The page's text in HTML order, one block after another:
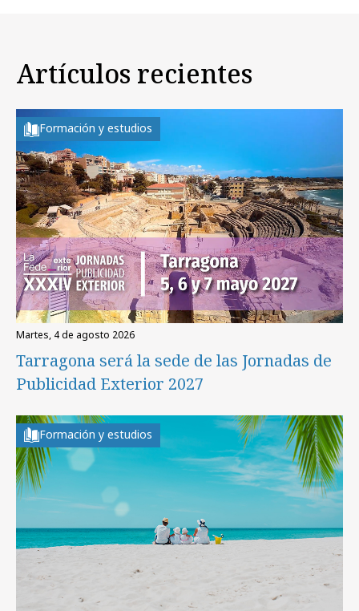
Artículos recientes
Formación y estudios
martes, 4 de agosto 2026
Tarragona será la sede de las Jornadas de
Publicidad Exterior 2027
Formación y estudios